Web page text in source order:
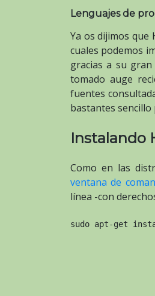
Lenguajes de
Ya os dijimos que
cuales podemos
gracias a su
tomado auge
fuentes
bastantes sencillo
Instalando
Como en las
ventana de
línea -con
sudo apt-get